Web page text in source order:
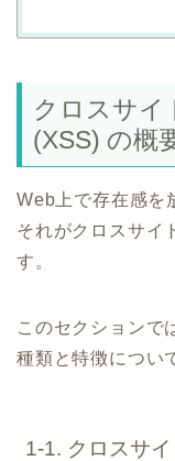
クロスサイ
(XSS) の概
Web上で存在感を
それがクロスサイ
す。
このセクションで
種類と特徴につい
1-1. クロスサ